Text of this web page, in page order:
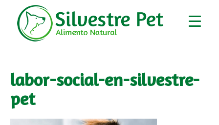
labor-social-en-silvestre-
pet